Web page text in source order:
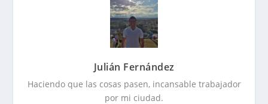
Julián Fernández
Haciendo que las cosas pasen, incansable trabajador
por mi ciudad.